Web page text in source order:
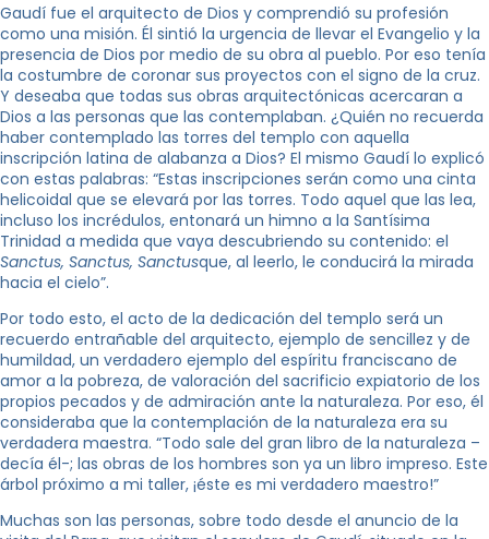
Gaudí fue el arquitecto de Dios y comprendió su profesión
como una misión. Él sintió la urgencia de llevar el Evangelio y la
presencia de Dios por medio de su obra al pueblo. Por eso tenía
la costumbre de coronar sus proyectos con el signo de la cruz.
Y deseaba que todas sus obras arquitectónicas acercaran a
Dios a las personas que las contemplaban. ¿Quién no recuerda
haber contemplado las torres del templo con aquella
inscripción latina de alabanza a Dios? El mismo Gaudí lo explicó
con estas palabras: “Estas inscripciones serán como una cinta
helicoidal que se elevará por las torres. Todo aquel que las lea,
incluso los incrédulos, entonará un himno a la Santísima
Trinidad a medida que vaya descubriendo su contenido: el
Sanctus, Sanctus, Sanctusque, al leerlo, le conducirá la mirada
hacia el cielo”.
Por todo esto, el acto de la dedicación del templo será un
recuerdo entrañable del arquitecto, ejemplo de sencillez y de
humildad, un verdadero ejemplo del espíritu franciscano de
amor a la pobreza, de valoración del sacrificio expiatorio de los
propios pecados y de admiración ante la naturaleza. Por eso, él
consideraba que la contemplación de la naturaleza era su
verdadera maestra. “Todo sale del gran libro de la naturaleza –
decía él-; las obras de los hombres son ya un libro impreso. Este
árbol próximo a mi taller, ¡éste es mi verdadero maestro!”
Muchas son las personas, sobre todo desde el anuncio de la